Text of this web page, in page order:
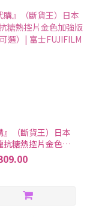
』（斷貨王）日本
抗糖熱控片金色加
多款可選）| 富士